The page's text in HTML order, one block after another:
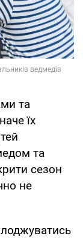
та
їх
та
сезон
не